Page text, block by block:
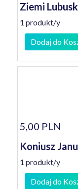
Ziemi
1 produkt/y
Dodaj do
5,00 PLN
Koniusz
1 produkt/y
Dodaj do